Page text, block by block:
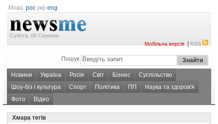
Мова: рос укр eng
Субота, 08 Серпень
Мобільна версія|RSS
Пошук
Новини Україна Росія Світ Бізнес
Суспільство
Шоу-біз і культура
Спорт Політика ПП
Наука та здоров'я
Фото
Відео
Хмара тегів